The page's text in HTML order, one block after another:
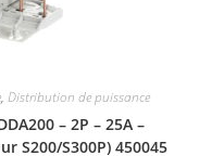
,Distribution de puissance
– 2P – 25A –
S200/S300P) 450045